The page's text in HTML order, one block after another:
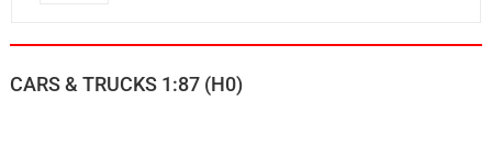
CARS & TRUCKS 1:87 (H0)